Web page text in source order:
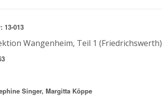
13-013
Wangenheim, Teil 1 (Friedrichswerth)
Singer, Margitta Köppe